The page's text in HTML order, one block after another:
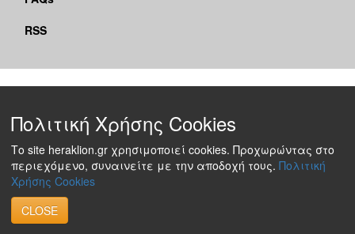
RSS
Πολιτική Χρήσης Cookies
Το site heraklion.gr χρησιμοποιεί cookies. Προχωρώντας στο
περιεχόμενο, συναινείτε με την αποδοχή τους. Πολιτική
Χρήσης Cookies
CLOSE